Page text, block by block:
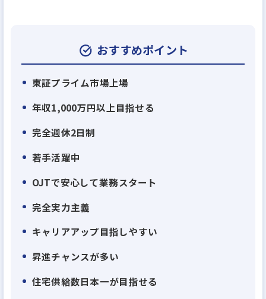
介営業の会社などの同業や異業界の営業や販売出身
者の若くて優秀なメンバーが続々とジョインいただ
いています。その主な理由は２つ。
・理由１：住宅供給数日本一に向け業績右肩上がり
＝キャリアアップを目指しやすい
上場以来、業績は右肩上がり、弊社が現在目指して
能ペース。あと6年以内でNo1を達成します。そんな
伸びに伸びている弊社ですから、業績拡大ペースに
長クラスはもちろん、役員も十分目指せます。上場
企業の幹部になれるチャンスのある企業はそう多く
はないはず。
おすすめポイント
東証プライム市場上場
年収1,000万円以上目指せる
完全週休2日制
若手活躍中
OJTで安心して業務スタート
完全実力主義
キャリアアップ目指しやすい
昇進チャンスが多い
住宅供給数日本一が目指せる